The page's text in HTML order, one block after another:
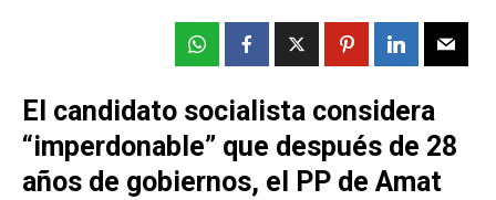
El candidato socialista considera
“imperdonable” que después de 28
años de gobiernos, el PP de Amat